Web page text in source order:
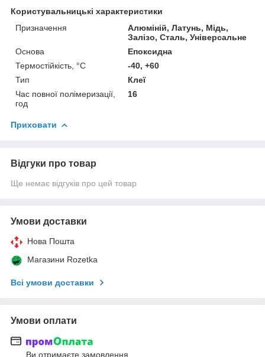
Користувальницькі характеристики
Призначення
Алюміній, Латунь, Мідь,
Залізо, Сталь, Універсальне
Основа
Епоксидна
Термостійкість, °C
-40, +60
Тип
Клеї
Час повної полімеризації,
год
16
Приховати
Відгуки про товар
Ще немає відгуків про цей товар
Умови доставки
Нова Пошта
Магазини Rozetka
Всі умови доставки
Умови оплати
Ви отримаєте замовлення